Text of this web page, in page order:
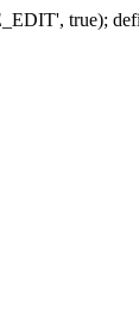
true);